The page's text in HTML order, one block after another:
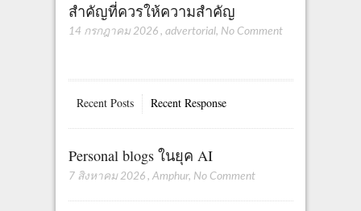
สำคัญที่ควรให้ความสำคัญ
14 กรกฎาคม 2026 , advertorial, No Comment
Recent Posts Recent Response
Personal blogs ในยุค AI
7 สิงหาคม 2026 , Amphur, No Comment